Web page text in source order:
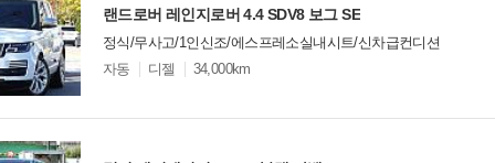
랜드로버 레인지로버 4.4 SDV8 보그 SE
정식/무사고/1인신조/에스프레소실내시트/신차급컨디션
모
션
자동 디젤 34,000km